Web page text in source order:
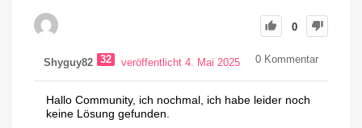
0
Shyguy82 32 veröffentlicht 4. Mai 2025 0 Kommentar
Hallo Community, ich nochmal, ich habe leider noch
keine Lösung gefunden.